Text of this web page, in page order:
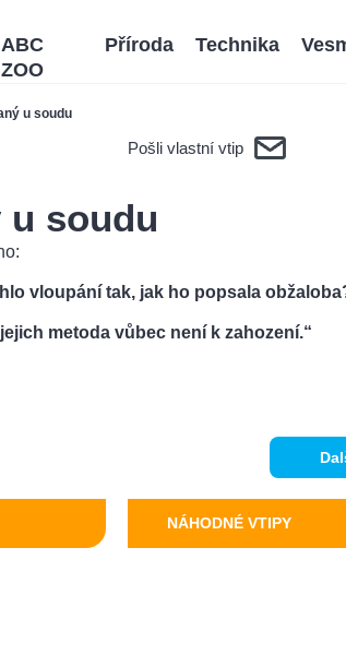
u soudu
ABC
ZOO
Příroda Technika
Pošli vlastní vtip
u soudu
vloupání tak, jak ho popsala
metoda vůbec není k zahození.“
NÁHODNÉ VTIPY